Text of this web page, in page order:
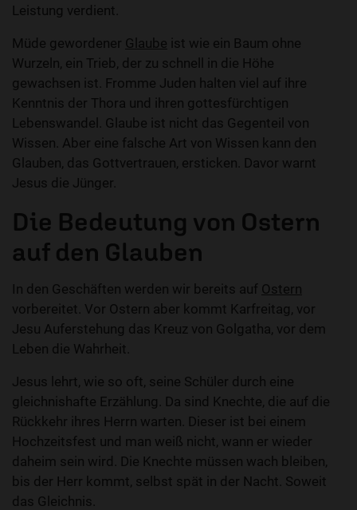
Leistung verdient.
Müde gewordener Glaube ist wie ein Baum ohne
Wurzeln, ein Trieb, der zu schnell in die Höhe
gewachsen ist. Fromme Juden halten viel auf ihre
Kenntnis der Thora und ihren gottesfürchtigen
Lebenswandel. Glaube ist nicht das Gegenteil von
Wissen. Aber eine falsche Art von Wissen kann den
Glauben, das Gottvertrauen, ersticken. Davor warnt
Jesus die Jünger.
Die Bedeutung von Ostern
auf den Glauben
In den Geschäften werden wir bereits auf Ostern
vorbereitet. Vor Ostern aber kommt Karfreitag, vor
Jesu Auferstehung das Kreuz von Golgatha, vor dem
Leben die Wahrheit.
Jesus lehrt, wie so oft, seine Schüler durch eine
gleichnishafte Erzählung. Da sind Knechte, die auf die
Rückkehr ihres Herrn warten. Dieser ist bei einem
Hochzeitsfest und man weiß nicht, wann er wieder
daheim sein wird. Die Knechte müssen wach bleiben,
bis der Herr kommt, selbst spät in der Nacht. Soweit
das Gleichnis.